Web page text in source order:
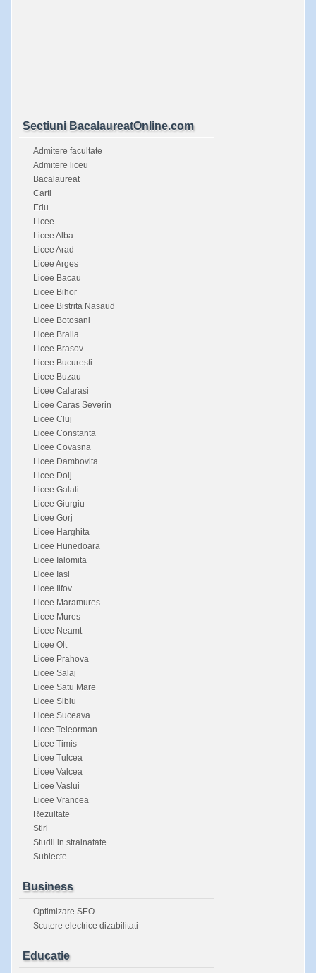
Sectiuni BacalaureatOnline.com
Admitere facultate
Admitere liceu
Bacalaureat
Carti
Edu
Licee
Licee Alba
Licee Arad
Licee Arges
Licee Bacau
Licee Bihor
Licee Bistrita Nasaud
Licee Botosani
Licee Braila
Licee Brasov
Licee Bucuresti
Licee Buzau
Licee Calarasi
Licee Caras Severin
Licee Cluj
Licee Constanta
Licee Covasna
Licee Dambovita
Licee Dolj
Licee Galati
Licee Giurgiu
Licee Gorj
Licee Harghita
Licee Hunedoara
Licee Ialomita
Licee Iasi
Licee Ilfov
Licee Maramures
Licee Mures
Licee Neamt
Licee Olt
Licee Prahova
Licee Salaj
Licee Satu Mare
Licee Sibiu
Licee Suceava
Licee Teleorman
Licee Timis
Licee Tulcea
Licee Valcea
Licee Vaslui
Licee Vrancea
Rezultate
Stiri
Studii in strainatate
Subiecte
Business
Optimizare SEO
Scutere electrice dizabilitati
Educatie